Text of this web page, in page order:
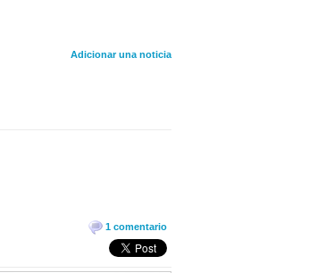
Adicionar una noticia
1 comentario